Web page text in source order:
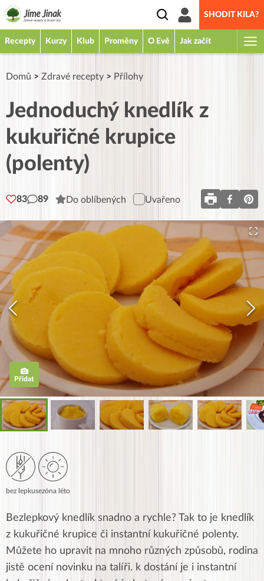
SHODIT KILA?
Recepty Kurzy Klub Proměny O Evě Jak začít
Domů > Zdravé recepty > Přílohy
Jednoduchý knedlík z
kukuřičné krupice
(polenty)
83 89 Do oblíbených Uvařeno
Přidat
bez lepkusezóna léto
Bezlepkový knedlík snadno a rychle? Tak to je knedlík
z kukuřičné krupice či instantní kukuřičné polenty.
Můžete ho upravit na mnoho různých způsobů, rodina
jistě ocení novinku na talíři. k dostání je i instantní